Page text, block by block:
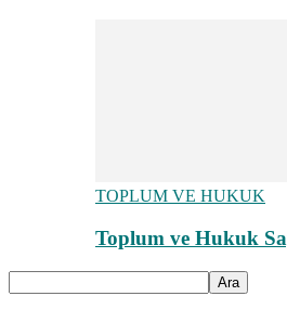
TOPLUM VE HUKUK
Toplum ve Hukuk